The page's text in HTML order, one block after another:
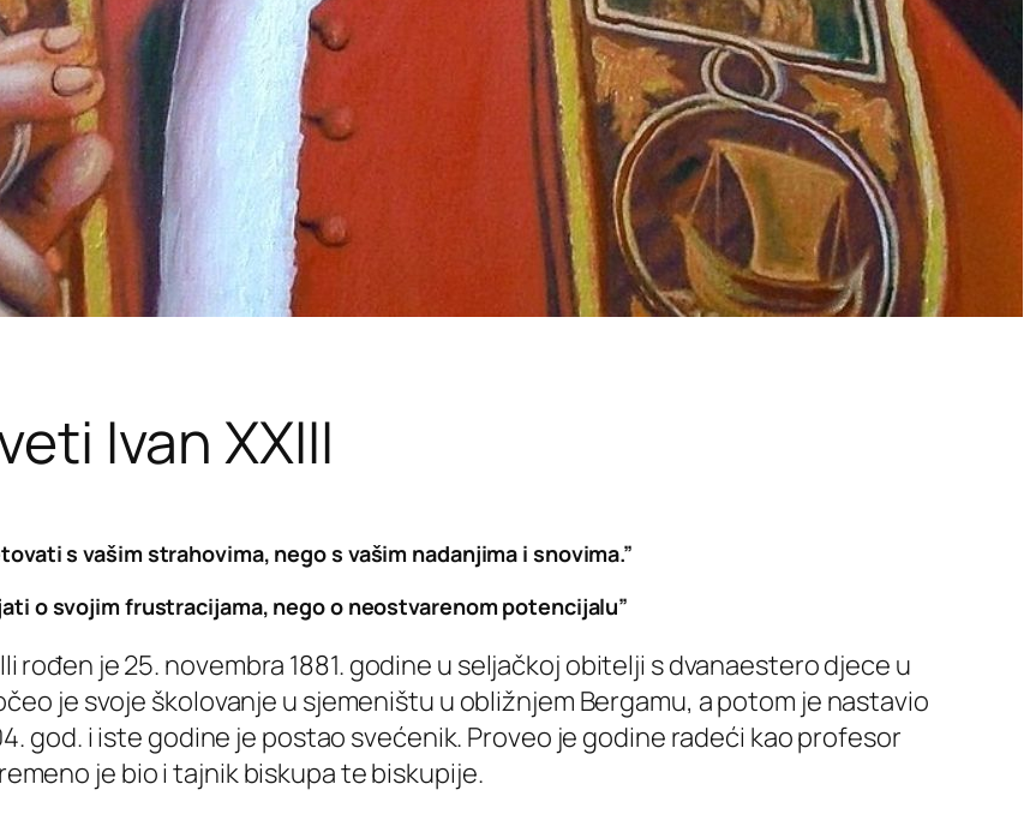
Ivan XXIII
s vašim strahovima, nego s vašim nadanjima i snovima.”
o svojim frustracijama, nego o neostvarenom potencijalu”
rođen je 25. novembra 1881. godine u seljačkoj obitelji s dvanaestero djece u
je svoje školovanje u sjemeništu u obližnjem Bergamu, a potom je nastavio
god. i iste godine je postao svećenik. Proveo je godine radeći kao profesor
je bio i tajnik biskupa te biskupije.